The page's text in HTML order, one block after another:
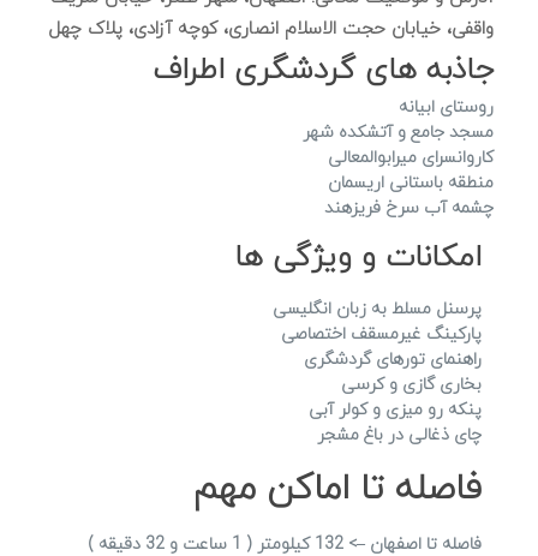
واقفی، خیابان حجت الاسلام انصاری، کوچه آزادی، پلاک چهل
جاذبه های گردشگری اطراف
روستای ابیانه
مسجد جامع و آتشکده شهر
کاروانسرای میرابوالمعالی
منطقه باستانی اریسمان
چشمه آب سرخ فریزهند
امکانات و ویژگی ها
پرسنل مسلط به زبان انگلیسی
پارکینگ غیرمسقف اختصاصی
راهنمای تورهای گردشگری
بخاری گازی و کرسی
پنکه رو میزی و کولر آبی
چای ذغالی در باغ مشجر
فاصله تا اماکن مهم
فاصله تا اصفهان –> 132 کیلومتر ( 1 ساعت و 32 دقیقه )